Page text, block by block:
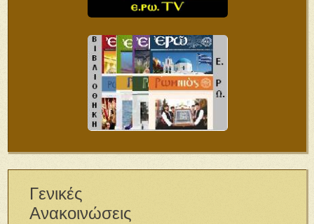
Γενικές
Ανακοινώσεις